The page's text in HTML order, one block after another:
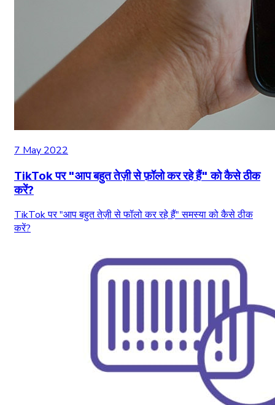
7 May 2022
TikTok पर "आप बहुत तेज़ी से फ़ॉलो कर रहे हैं" को कैसे ठीक
करें?
TikTok पर "आप बहुत तेज़ी से फॉलो कर रहे हैं" समस्या को कैसे ठीक
करें?